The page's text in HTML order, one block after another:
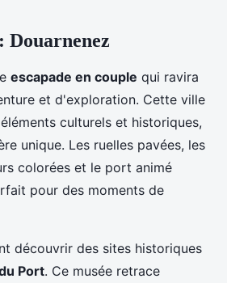
Douarnenez
escapade en couple qui ravira
et d'exploration. Cette ville
culturels et historiques,
unique. Les ruelles pavées, les
colorées et le port animé
pour des moments de
découvrir des sites historiques
Port. Ce musée retrace